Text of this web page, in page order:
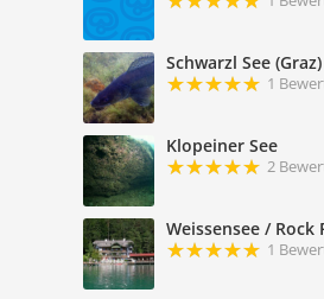
Schwarzl See (Graz)
1
Klopeiner See
2
Weissensee / Rock
1